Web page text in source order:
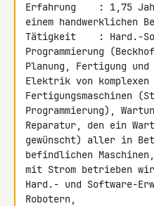
Erfahrung    : 1,75
einem handwerklichen
Tätigkeit    : Hard.-
Programmierung
Planung, Fertigung
Elektrik von komplexen
Fertigungsmaschinen
Programmierung),
Reparatur, den ein
gewünscht) aller in
befindlichen
mit Strom betrieben
Hard.- und Software-
Robotern,